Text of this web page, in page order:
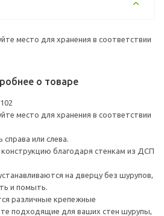
место для хранения в соответствии
о товаре
место для хранения в соответствии
или слева.
благодаря стенкам из ДСП
на дверцу без шурупов,
и помыть.
различные крепежные
подходящие для ваших стен шурупы,